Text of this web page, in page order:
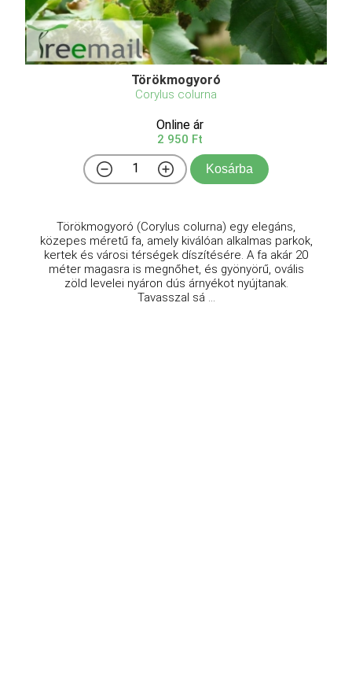
Törökmogyoró
Corylus colurna
Online ár
2 950 Ft
Kosárba
Törökmogyoró (Corylus colurna) egy elegáns,
közepes méretű fa, amely kiválóan alkalmas parkok,
kertek és városi térségek díszítésére. A fa akár 20
méter magasra is megnőhet, és gyönyörű, ovális
zöld levelei nyáron dús árnyékot nyújtanak.
Tavasszal sá ...